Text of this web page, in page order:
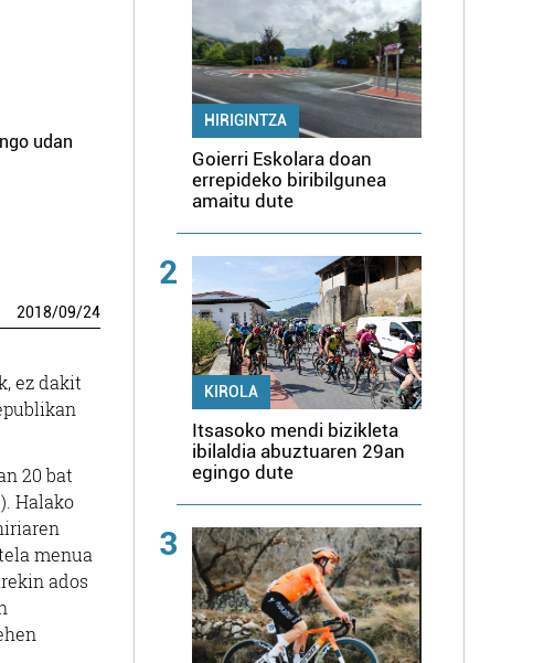
udan
2018/09/24
ez dakit
20 bat
Halako
menua
ados
HIRIGINTZA
Goierri Eskolara doan
errepideko biribilgunea
amaitu dute
2
KIROLA
Itsasoko mendi bizikleta
ibilaldia abuztuaren 29an
egingo dute
3